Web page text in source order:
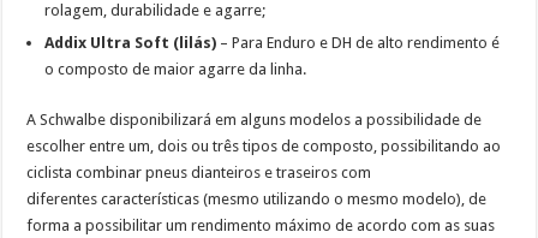
rolagem, durabilidade e agarre;
Addix Ultra Soft (lilás) – Para Enduro e DH de alto rendimento é
o composto de maior agarre da linha.
A Schwalbe disponibilizará em alguns modelos a possibilidade de
escolher entre um, dois ou três tipos de composto, possibilitando ao
ciclista combinar pneus dianteiros e traseiros com
diferentes características (mesmo utilizando o mesmo modelo), de
forma a possibilitar um rendimento máximo de acordo com as suas